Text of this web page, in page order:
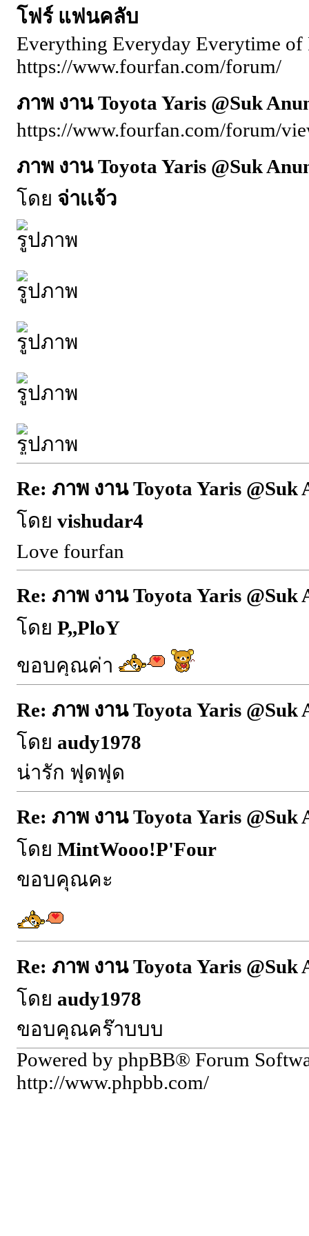
โฟร์ แฟนคลับ
Everything Everyday Everytime of
https://www.fourfan.com/forum/
ภาพ งาน Toyota Yaris @Suk
https://www.fourfan.com/forum/
ภาพ งาน Toyota Yaris @Suk
โดย จ่าเเจ้ว
Re: ภาพ งาน Toyota Yaris
โดย vishudar4
Love fourfan
Re: ภาพ งาน Toyota Yaris
โดย P,,PloY
ขอบคุณค่า
Re: ภาพ งาน Toyota Yaris
โดย audy1978
น่ารัก ฟุดฟุด
Re: ภาพ งาน Toyota Yaris
โดย MintWooo!P'Four
ขอบคุณคะ
Re: ภาพ งาน Toyota Yaris
โดย audy1978
ขอบคุณคร๊าบบบ
Powered by phpBB® Forum
http://www.phpbb.com/